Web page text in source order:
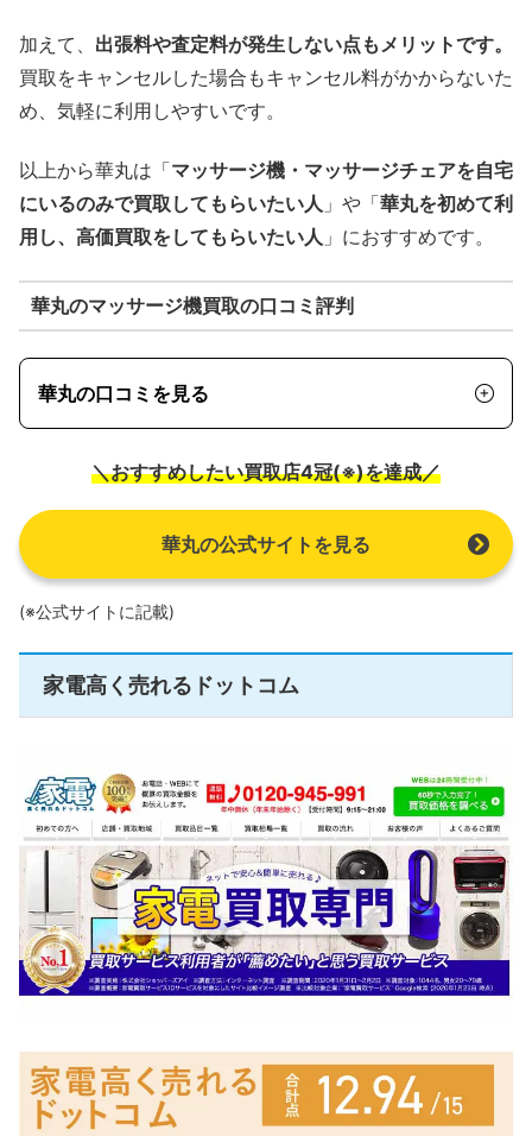
加えて、 出張料や査定料が発生しない点もメリットです。
買取をキャンセルした場合もキャンセル料がかからないた
め、気軽に利用しやすいです。
以上から華丸は「マッサージ機・マッサージチェアを自宅
にいるのみで買取してもらいたい人 」や「華丸を初めて利
用し、高価買取をしてもらいたい人 」におすすめです。
華丸のマッサージ機買取の口コミ評判
華丸の口コミを見る
＼おすすめしたい買取店4冠(※)を達成／
華丸の公式サイトを見る
(※公式サイトに記載)
家電高く売れるドットコム